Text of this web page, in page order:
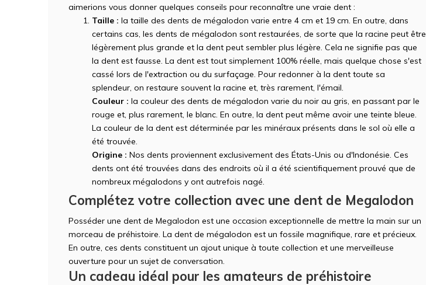
aimerions vous donner quelques conseils pour reconnaître une vraie dent :
Taille : la taille des dents de mégalodon varie entre 4 cm et 19 cm. En outre, dans
certains cas, les dents de mégalodon sont restaurées, de sorte que la racine peut être
légèrement plus grande et la dent peut sembler plus légère. Cela ne signifie pas que
la dent est fausse. La dent est tout simplement 100% réelle, mais quelque chose s'est
cassé lors de l'extraction ou du surfaçage. Pour redonner à la dent toute sa
splendeur, on restaure souvent la racine et, très rarement, l'émail.
Couleur : la couleur des dents de mégalodon varie du noir au gris, en passant par le
rouge et, plus rarement, le blanc. En outre, la dent peut même avoir une teinte bleue.
La couleur de la dent est déterminée par les minéraux présents dans le sol où elle a
été trouvée.
Origine : Nos dents proviennent exclusivement des États-Unis ou d'Indonésie. Ces
dents ont été trouvées dans des endroits où il a été scientifiquement prouvé que de
nombreux mégalodons y ont autrefois nagé.
Complétez votre collection avec une dent de Megalodon
Posséder une dent de Megalodon est une occasion exceptionnelle de mettre la main sur un
morceau de préhistoire. La dent de mégalodon est un fossile magnifique, rare et précieux.
En outre, ces dents constituent un ajout unique à toute collection et une merveilleuse
ouverture pour un sujet de conversation.
Un cadeau idéal pour les amateurs de préhistoire